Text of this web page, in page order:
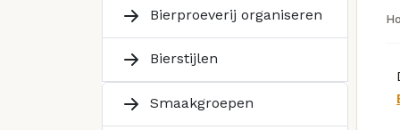
Bierproeverij organiseren
Bierstijlen
Smaakgroepen